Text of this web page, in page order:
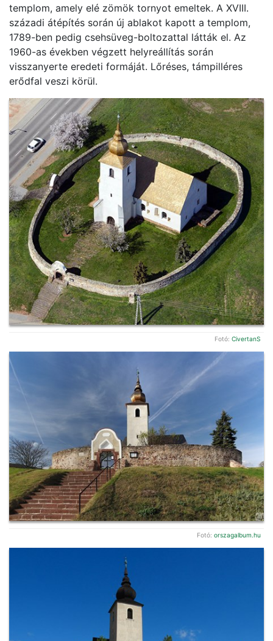
templom, amely elé zömök tornyot emeltek. A XVIII.
századi átépítés során új ablakot kapott a templom,
1789-ben pedig csehsüveg-boltozattal látták el. Az
1960-as években végzett helyreállítás során
visszanyerte eredeti formáját. Lőréses, támpilléres
erődfal veszi körül.
Fotó: CivertanS
Fotó: orszagalbum.hu